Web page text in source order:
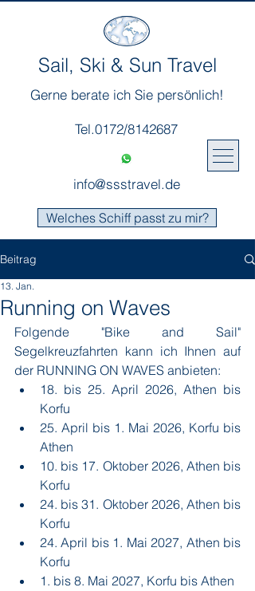
Sail, Ski & Sun Travel
Gerne berate ich Sie persönlich!
Tel.0172/8142687
info@ssstravel.de
Welches Schiff passt zu mir?
Beitrag
Running on Waves
13. Jan.
Folgende "Bike and Sail"
Segelkreuzfahrten kann ich Ihnen auf
der RUNNING ON WAVES anbieten:
18. bis 25. April 2026, Athen bis
Korfu
25. April bis 1. Mai 2026, Korfu bis
Athen
10. bis 17. Oktober 2026, Athen bis
Korfu
24. bis 31. Oktober 2026, Athen bis
Korfu
24. April bis 1. Mai 2027, Athen bis
Korfu
1. bis 8. Mai 2027, Korfu bis Athen